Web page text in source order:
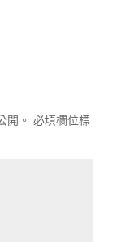
開。 必填欄位標